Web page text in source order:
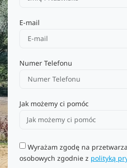
E-mail
Numer Telefonu
Jak możemy ci pomóc
Wyrażam zgodę na
osobowych zgodnie z polityką